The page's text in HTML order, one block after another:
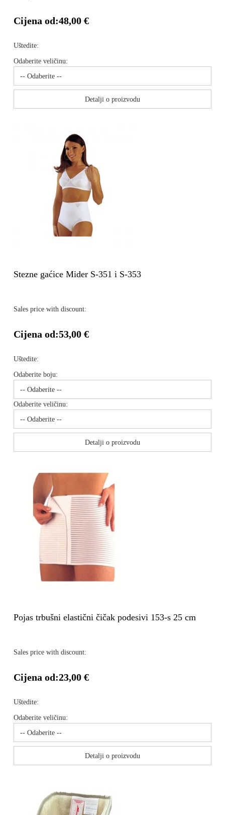
Cijena od:48,00 €
Uštedite:
Odaberite veličinu:
Detalji o proizvodu
Stezne gaćice Mider S-351 i S-353
Sales price with discount:
Cijena od:53,00 €
Uštedite:
Odaberite boju:
Odaberite veličinu:
Detalji o proizvodu
Pojas trbušni elastični čičak podesivi 153-s 25 cm
Sales price with discount:
Cijena od:23,00 €
Uštedite:
Odaberite veličinu:
Detalji o proizvodu